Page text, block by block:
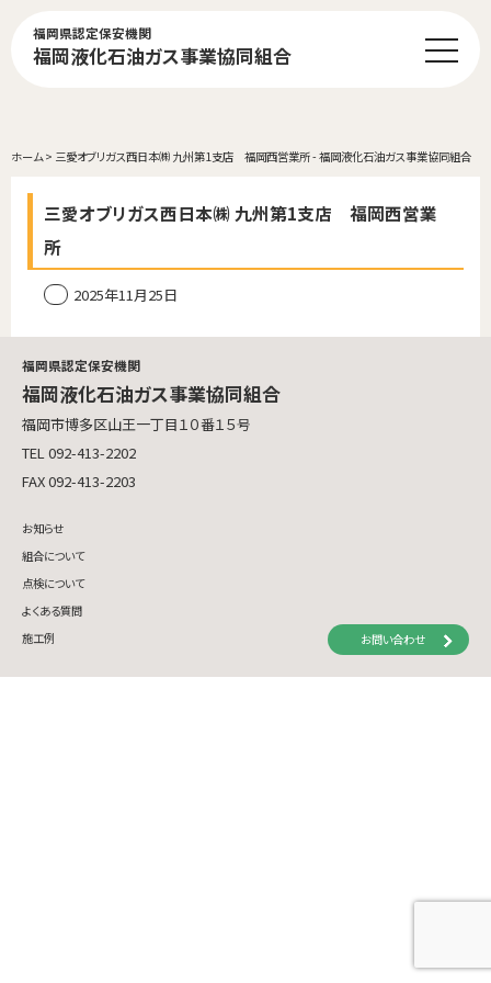
福岡県認定保安機関
福岡液化石油ガス事業協同組合
ホーム > 三愛オブリガス西日本㈱ 九州第1支店 福岡西営業所 - 福岡液化石油ガス事業協同組合
三愛オブリガス西日本㈱ 九州第1支店 福岡西営業
所
2025年11月25日
福岡県認定保安機関
福岡液化石油ガス事業協同組合
福岡市博多区山王一丁目１０番１５号
TEL 092-413-2202
FAX 092-413-2203
お知らせ
組合について
点検について
よくある質問
施工例
お問い合わせ